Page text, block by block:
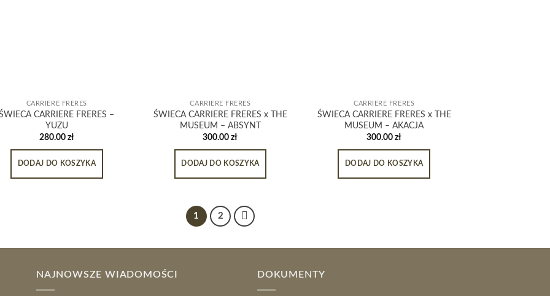
CARRIERE FRERES
CARRIERE FRERES –
YUZU
280.00 zł
DODAJ DO KOSZYKA
CARRIERE FRERES
ŚWIECA CARRIERE FRERES x THE
MUSEUM – ABSYNT
300.00zł
DODAJ DO KOSZYKA
CARRIERE FRERES
ŚWIECA CARRIERE FRERES x THE
MUSEUM – AKACJA
300.00zł
DODAJ DO KOSZYKA
1 2
NAJNOWSZE WIADOMOŚCI DOKUMENTY